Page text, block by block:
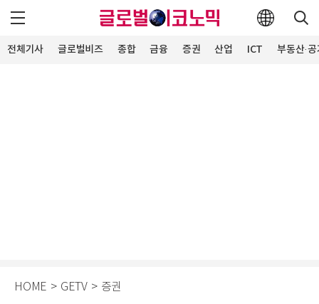
전체기사 글로벌비즈 종합 금융 증권 산업 ICT 부동산·
HOME > GETV > 증권